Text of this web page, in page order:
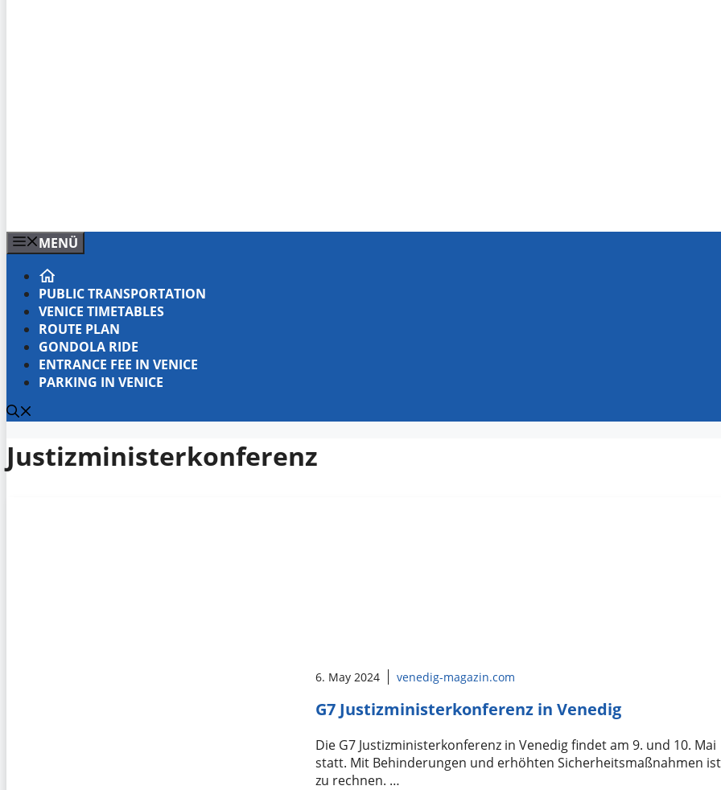
MENÜ
PUBLIC TRANSPORTATION
VENICE TIMETABLES
ROUTE PLAN
GONDOLA RIDE
ENTRANCE FEE IN VENICE
PARKING IN VENICE
Justizministerkonferenz
6. May 2024 venedig-magazin.com
G7 Justizministerkonferenz in Venedig
Die G7 Justizministerkonferenz in Venedig findet am 9. und 10. Mai
statt. Mit Behinderungen und erhöhten Sicherheitsmaßnahmen ist
zu rechnen. …